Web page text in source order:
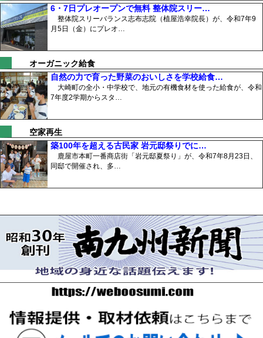
6・7日プレオープンで無料 整体院スリー…
整体院スリーバランス志布志院（植屋浩幸院長）が、令和7年9
月5日（金）にプレオ…
オーガニック給食
自然の力で育った野菜のおいしさを学校給食…
大崎町の全小・中学校で、地元の有機食材を使った給食が、令和
7年度2学期からスタ…
空家再生
築100年を超える古民家 岩元邸祭りでに…
鹿屋市本町一番商店街「岩元邸夏祭り」が、令和7年8月23日、
同邸で開催され、多…